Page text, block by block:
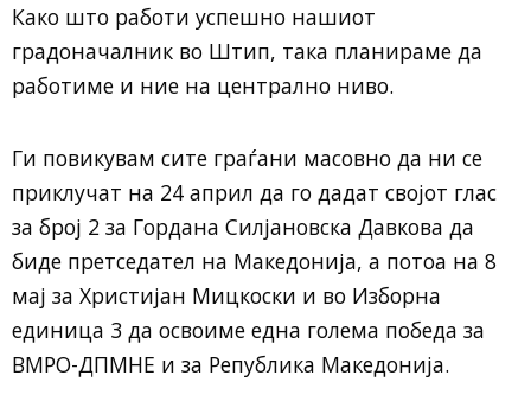
Како што работи успешно нашиот
градоначалник во Штип, така планираме да
работиме и ние на централно ниво.
Ги повикувам сите граѓани масовно да ни се
приклучат на 24 април да го дадат својот глас
за број 2 за Гордана Силјановска Давкова да
биде претседател на Македонија, а потоа на 8
мај за Христијан Мицкоски и во Изборна
единица 3 да освоиме една голема победа за
ВМРО-ДПМНЕ и за Република Македонија.